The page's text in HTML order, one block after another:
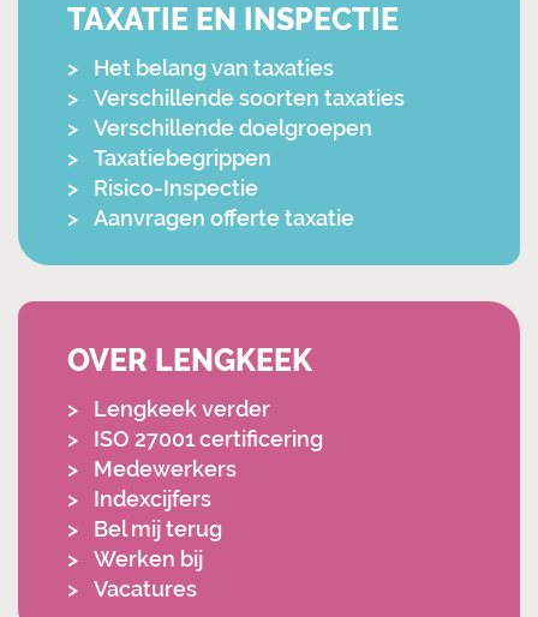
TAXATIE EN INSPECTIE
Het belang van taxaties
Verschillende soorten taxaties
Verschillende doelgroepen
Taxatiebegrippen
Risico-Inspectie
Aanvragen offerte taxatie
OVER LENGKEEK
Lengkeek verder
ISO 27001 certificering
Medewerkers
Indexcijfers
Bel mij terug
Werken bij
Vacatures